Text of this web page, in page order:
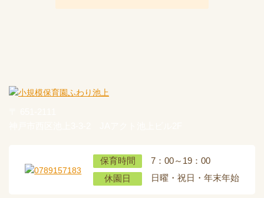
保育時間
7：00～19：00
休園日
日曜・祝日・年末年始